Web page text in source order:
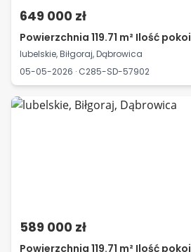
649 000 zł
Powierzchnia 119.71 m² Ilość
lubelskie, Biłgoraj, Dąbrowica
05-05-2026 · C285-SD-57902
589 000 zł
Powierzchnia 119.71 m² Ilość